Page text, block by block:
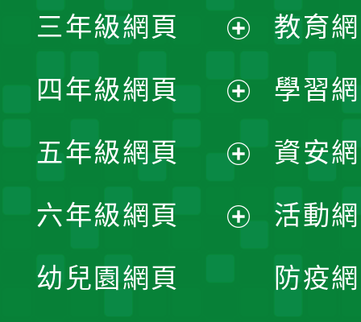
選
單
開
選
單
三年級網頁
開
選
單
四年級網頁
開
選
五年級網頁
開
六年級網頁
幼兒園網頁
教育
學習
資安
活動
防疫